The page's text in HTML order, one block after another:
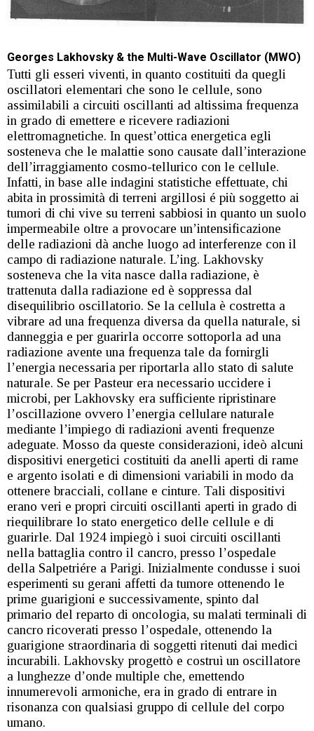
Georges Lakhovsky & the Multi-Wave Oscillator (MWO)
Tutti gli esseri viventi, in quanto costituiti da quegli
oscillatori elementari che sono le cellule, sono
assimilabili a circuiti oscillanti ad altissima frequenza
in grado di emettere e ricevere radiazioni
elettromagnetiche. In quest’ottica energetica egli
sosteneva che le malattie sono causate dall’interazione
dell’irraggiamento cosmo-tellurico con le cellule.
Infatti, in base alle indagini statistiche effettuate, chi
abita in prossimità di terreni argillosi é più soggetto ai
tumori di chi vive su terreni sabbiosi in quanto un suolo
impermeabile oltre a provocare un’intensificazione
delle radiazioni dà anche luogo ad interferenze con il
campo di radiazione naturale. L’ing. Lakhovsky
sosteneva che la vita nasce dalla radiazione, è
trattenuta dalla radiazione ed è soppressa dal
disequilibrio oscillatorio. Se la cellula è costretta a
vibrare ad una frequenza diversa da quella naturale, si
danneggia e per guarirla occorre sottoporla ad una
radiazione avente una frequenza tale da fornirgli
l’energia necessaria per riportarla allo stato di salute
naturale. Se per Pasteur era necessario uccidere i
microbi, per Lakhovsky era sufficiente ripristinare
l’oscillazione ovvero l’energia cellulare naturale
mediante l’impiego di radiazioni aventi frequenze
adeguate. Mosso da queste considerazioni, ideò alcuni
dispositivi energetici costituiti da anelli aperti di rame
e argento isolati e di dimensioni variabili in modo da
ottenere bracciali, collane e cinture. Tali dispositivi
erano veri e propri circuiti oscillanti aperti in grado di
riequilibrare lo stato energetico delle cellule e di
guarirle. Dal 1924 impiegò i suoi circuiti oscillanti
nella battaglia contro il cancro, presso l’ospedale
della Salpetriére a Parigi. Inizialmente condusse i suoi
esperimenti su gerani affetti da tumore ottenendo le
prime guarigioni e successivamente, spinto dal
primario del reparto di oncologia, su malati terminali di
cancro ricoverati presso l’ospedale, ottenendo la
guarigione straordinaria di soggetti ritenuti dai medici
incurabili. Lakhovsky progettò e costruì un oscillatore
a lunghezze d’onde multiple che, emettendo
innumerevoli armoniche, era in grado di entrare in
risonanza con qualsiasi gruppo di cellule del corpo
umano.